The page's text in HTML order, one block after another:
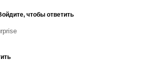
чтобы ответить